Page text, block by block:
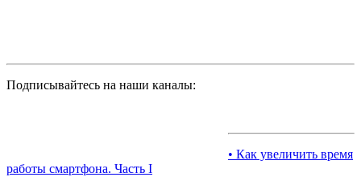
Подписывайтесь на наши каналы:
• Как увеличить время
работы смартфона. Часть I